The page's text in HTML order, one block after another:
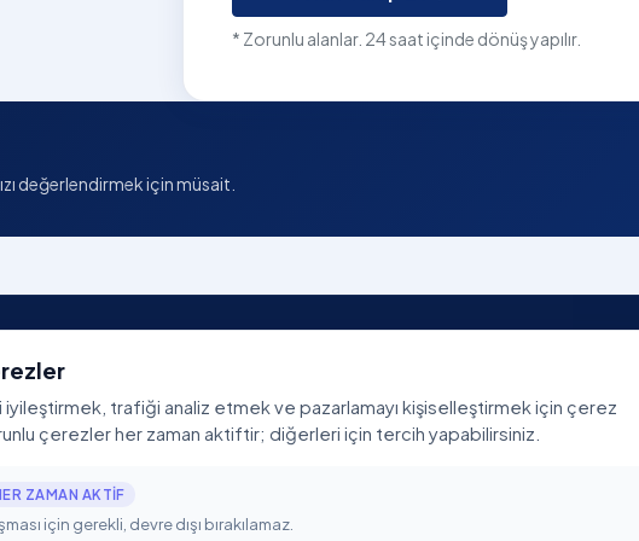
* Zorunlu alanlar. 24 saat içinde dönüş yapılır.
değerlendirmek için müsait.
Paketleri
POP Noktalarımız
Fiber Güzergahlarımız
RegPEX.TR ↗
İletişim
BGYS Politikamız
iyileştirmek, trafiği analiz etmek ve pazarlamayı kişiselleştirmek için çerez
çerezler her zaman aktiftir; diğerleri için tercih yapabilirsiniz.
ZAMAN AKTIF
için gerekli, devre dışı bırakılamaz.